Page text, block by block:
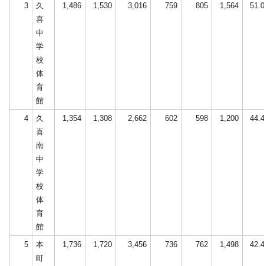
3
久
喜
中
学
校
体
育
館
1,486 1,530 3,016 759 805 1,564
4
久
喜
南
中
学
校
体
育
館
1,354 1,308 2,662 602 598 1,200
5
本
町
1,736 1,720 3,456 736 762 1,498